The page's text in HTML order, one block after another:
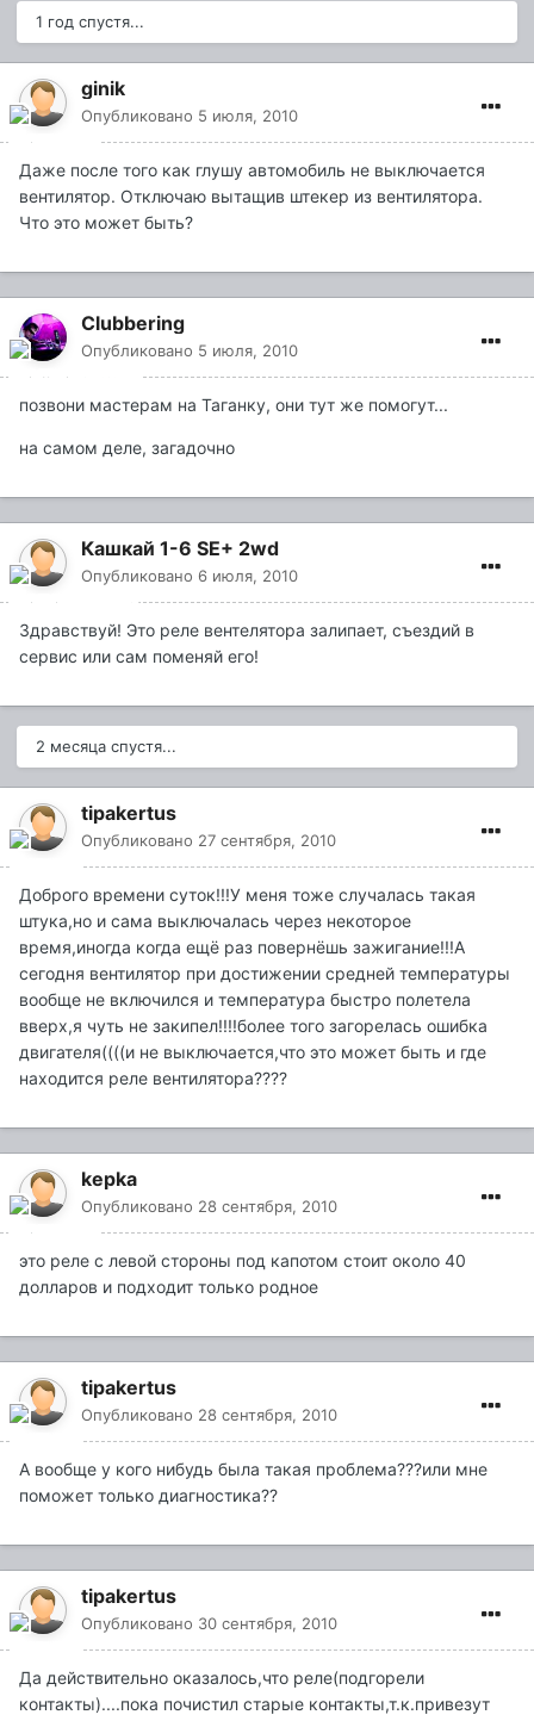
1 год спустя...
ginik
Опубликовано 5 июля, 2010
Даже после того как глушу автомобиль не выключается
вентилятор. Отключаю вытащив штекер из вентилятора.
Что это может быть?
Clubbering
Опубликовано 5 июля, 2010
позвони мастерам на Таганку, они тут же помогут...
на самом деле, загадочно
Кашкай 1-6 SE+ 2wd
Опубликовано 6 июля, 2010
Здравствуй! Это реле вентелятора залипает, съездий в
сервис или сам поменяй его!
2 месяца спустя...
tipakertus
Опубликовано 27 сентября, 2010
Доброго времени суток!!!У меня тоже случалась такая
штука,но и сама выключалась через некоторое
время,иногда когда ещё раз повернёшь зажигание!!!А
сегодня вентилятор при достижении средней температуры
вообще не включился и температура быстро полетела
вверх,я чуть не закипел!!!!более того загорелась ошибка
двигателя((((и не выключается,что это может быть и где
находится реле вентилятора????
kepka
Опубликовано 28 сентября, 2010
это реле с левой стороны под капотом стоит около 40
долларов и подходит только родное
tipakertus
Опубликовано 28 сентября, 2010
А вообще у кого нибудь была такая проблема???или мне
поможет только диагностика??
tipakertus
Опубликовано 30 сентября, 2010
Да действительно оказалось,что реле(подгорели
контакты)....пока почистил старые контакты,т.к.привезут